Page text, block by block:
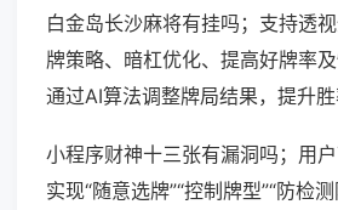
白金岛长沙麻将有挂吗；支持透
牌策略、暗杠优化、提高好牌率及
通过AI算法调整牌局结果，提升胜
小程序财神十三张有漏洞吗；用
实现“随意选牌”“控制牌型”“防检